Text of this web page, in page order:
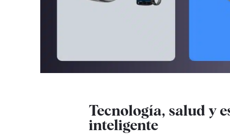
Tecnología, salud y
inteligente